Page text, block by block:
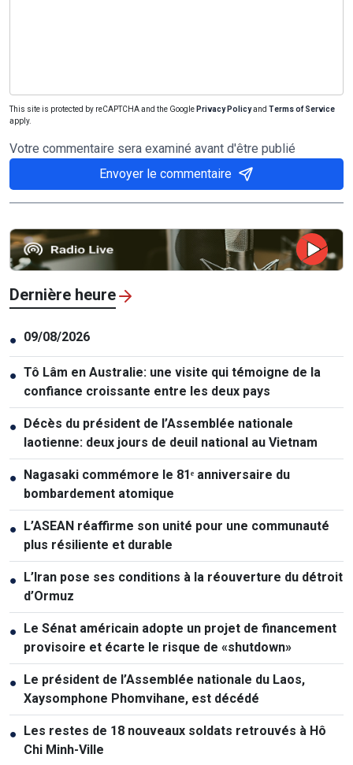
This site is protected by reCAPTCHA and the Google Privacy Policyand Terms of Service
apply.
Votre commentaire sera examiné avant d'être publié
Envoyer le commentaire
Dernière heure
● 09/08/2026
● Tô Lâm en Australie: une visite qui témoigne de la
confiance croissante entre les deux pays
● Décès du président de l’Assemblée nationale
laotienne: deux jours de deuil national au Vietnam
● Nagasaki commémore le 81ᵉ anniversaire du
bombardement atomique
● L’ASEAN réaffirme son unité pour une communauté
plus résiliente et durable
● L’Iran pose ses conditions à la réouverture du détroit
d’Ormuz
● Le Sénat américain adopte un projet de financement
provisoire et écarte le risque de «shutdown»
● Le président de l’Assemblée nationale du Laos,
Xaysomphone Phomvihane, est décédé
● Les restes de 18 nouveaux soldats retrouvés à Hô
Chi Minh-Ville